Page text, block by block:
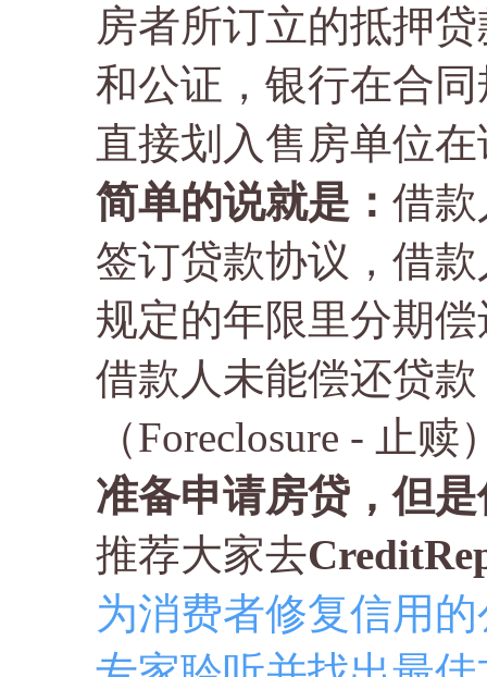
房者所订立的抵押
和公证，银行在合
直接划入售房单位
简单的说就是： 借
签订贷款协议，借
规定的年限里分期
借款人未能偿还贷
（Foreclosure - 止赎
准备申请房贷，但
推荐大家去
为消费者修复信用